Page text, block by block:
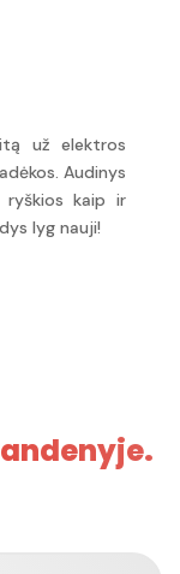
už elektros
Audinys
ryškios kaip ir
lyg nauji!